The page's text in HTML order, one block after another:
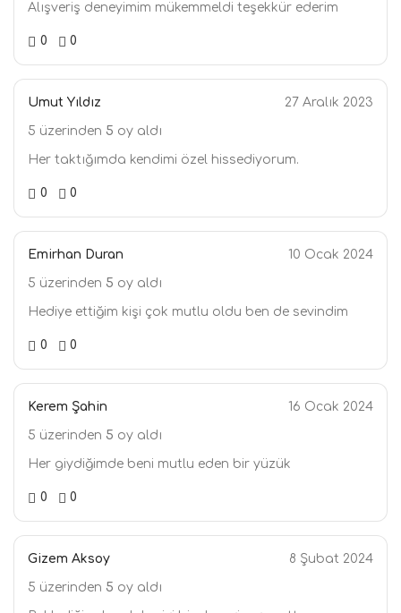
Alışveriş deneyimim mükemmeldi teşekkür ederim
0 0
Umut Yıldız 27 Aralık 2023
5 üzerinden 5 oy aldı
Her taktığımda kendimi özel hissediyorum.
0 0
Emirhan Duran 10 Ocak 2024
5 üzerinden 5 oy aldı
Hediye ettiğim kişi çok mutlu oldu ben de sevindim
0 0
Kerem Şahin 16 Ocak 2024
5 üzerinden 5 oy aldı
Her giydiğimde beni mutlu eden bir yüzük
0 0
Gizem Aksoy 8 Şubat 2024
5 üzerinden 5 oy aldı